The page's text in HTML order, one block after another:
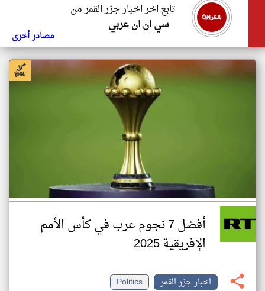
تابع اخر اخبار جزر القمر من
سي ان ان عربي
مصادر أخرى
أفضل 7 نجوم عرب في كأس الأمم
الإفريقية 2025
اخبار جزر القمر
Politics